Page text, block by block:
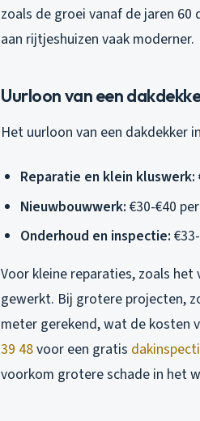
zoals de groei vanaf de jaren
aan rijtjeshuizen vaak moderner.
Uurloon van een
Het uurloon van een dakdekker
Reparatie en klein kluswerk:
Nieuwbouwwerk: €30-€40
Onderhoud en inspectie:
Voor kleine reparaties, zoals
gewerkt. Bij grotere projecten,
meter gerekend, wat de kosten
39 48voor een gratis
voorkom grotere schade in het